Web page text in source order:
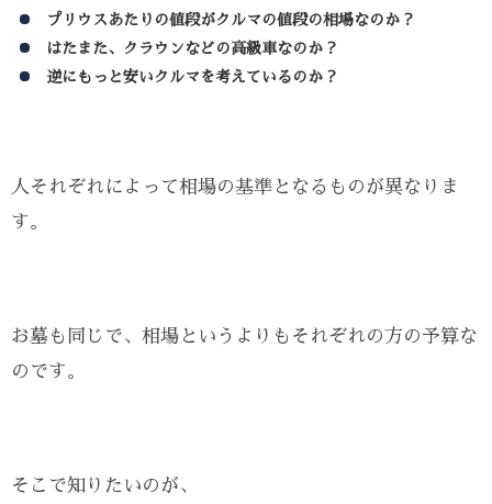
プリウスあたりの値段がクルマの値段の相場なのか？
はたまた、クラウンなどの高級車なのか？
逆にもっと安いクルマを考えているのか？
人それぞれによって相場の基準となるものが異なりま
す。
お墓も同じで、相場というよりもそれぞれの方の予算な
のです。
そこで知りたいのが、